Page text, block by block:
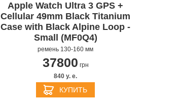
Apple Watch Ultra 3 GPS +
Cellular 49mm Black Titanium
Case with Black Alpine Loop -
Small (MF0Q4)
ремень 130-160 мм
37800 грн
840 y. e.
КУПИТЬ